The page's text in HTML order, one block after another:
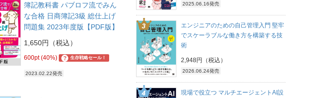
簿記教科書 パブロフ流でみん
な合格 日商簿記3級 総仕上げ
問題集 2023年度版【PDF版】
1,650円（税込）
600pt (40%) ? 生存戦略セール！
2023.02.22発売
2025.06.16発売
エンジニアのための自己管理入門 堅牢
でスケーラブルな働き方を構築する技
術
2,948円（税込）
2026.06.24発売
現場で役立つ マルチエージェントAI設